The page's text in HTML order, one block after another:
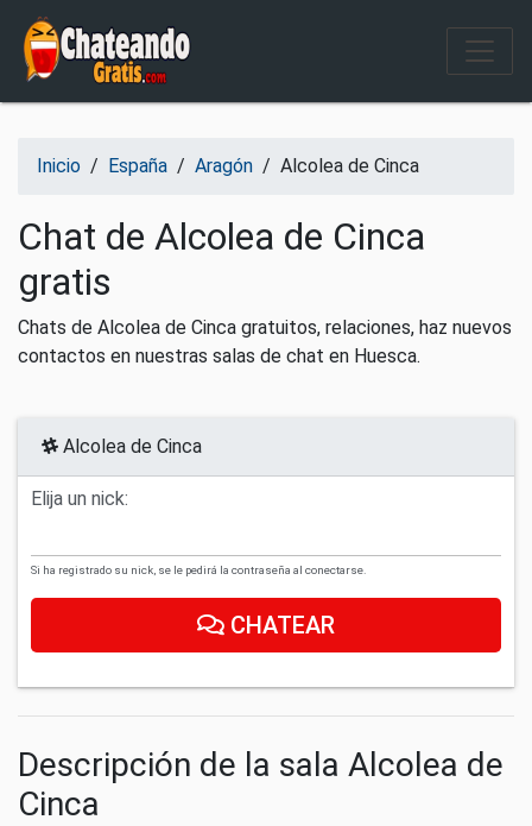
Salir del contenido
Inicio / España / Aragón / Alcolea de Cinca
Chat de Alcolea de Cinca
gratis
Chats de Alcolea de Cinca gratuitos, relaciones, haz nuevos
contactos en nuestras salas de chat en Huesca.
Alcolea de Cinca
Elija un nick:
Si ha registrado su nick, se le pedirá la contraseña al conectarse.
CHATEAR
Descripción de la sala Alcolea de
Cinca